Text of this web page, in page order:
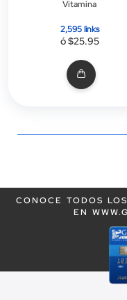
Vitamina
2,595 links
ó $25.95
CONOCE TODOS
EN